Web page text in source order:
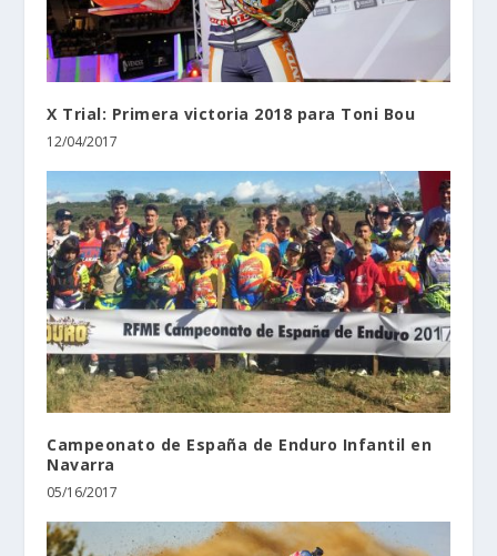
X Trial: Primera victoria 2018 para Toni Bou
12/04/2017
Campeonato de España de Enduro Infantil en
Navarra
05/16/2017